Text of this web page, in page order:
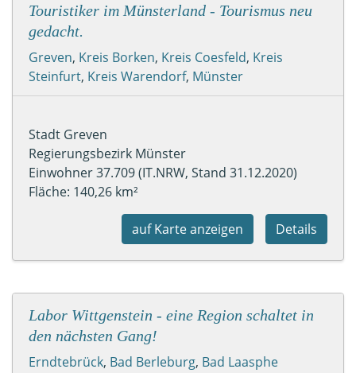
Touristiker im Münsterland - Tourismus neu
gedacht.
Greven, Kreis Borken, Kreis Coesfeld, Kreis
Steinfurt, Kreis Warendorf, Münster
Stadt Greven
Regierungsbezirk Münster
Einwohner 37.709 (IT.NRW, Stand 31.12.2020)
Fläche: 140,26 km²
Details
auf Karte anzeigen
Labor Wittgenstein - eine Region schaltet in
den nächsten Gang!
Erndtebrück, Bad Berleburg, Bad Laasphe